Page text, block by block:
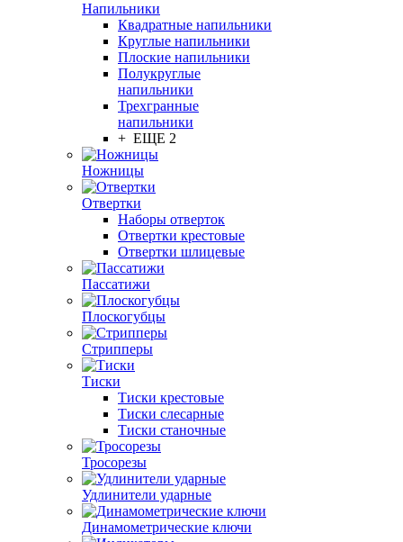
Напильники
Квадратные напильники
Круглые напильники
Плоские напильники
Полукруглые
напильники
Трехгранные
напильники
+ ЕЩЕ 2
Ножницы
Отвертки
Наборы отверток
Отвертки крестовые
Отвертки шлицевые
Пассатижи
Плоскогубцы
Стрипперы
Тиски
Тиски крестовые
Тиски слесарные
Тиски станочные
Тросорезы
Удлинители ударные
Динамометрические ключи